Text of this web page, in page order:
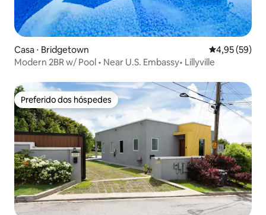
Casa ⋅ Bridgetown 4,95 de uma
4,95 (59)
Modern 2BR w/ Pool • Near U.S. Embassy• Lillyville
Preferido dos hóspedes
Preferido dos hóspedes